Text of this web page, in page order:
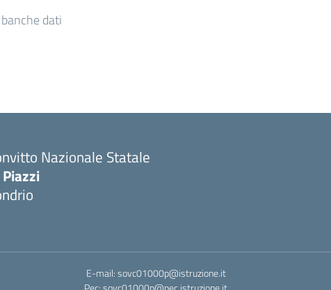
dati
Nazionale Statale
Piazzi
E-mail: sovc01000p@istruzione.it